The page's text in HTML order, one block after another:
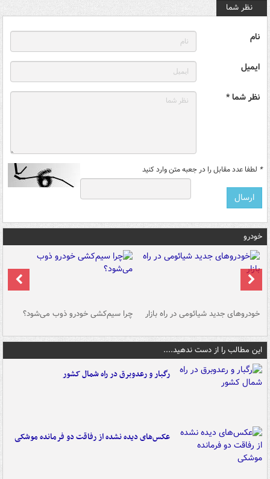
نظر شما
نام
ایمیل
نظر شما *
* لطفا عدد مقابل را در جعبه متن وارد کنید
خودرو
خودروهای جدید شیائومی در راه بازار چرا سیم‌کشی خودرو ذوب می‌شود؟
این مطالب را از دست ندهید....
رگبار و رعدوبرق در راه شمال کشور
عکس‌های دیده نشده از رفاقت دو فرمانده‌ موشکی